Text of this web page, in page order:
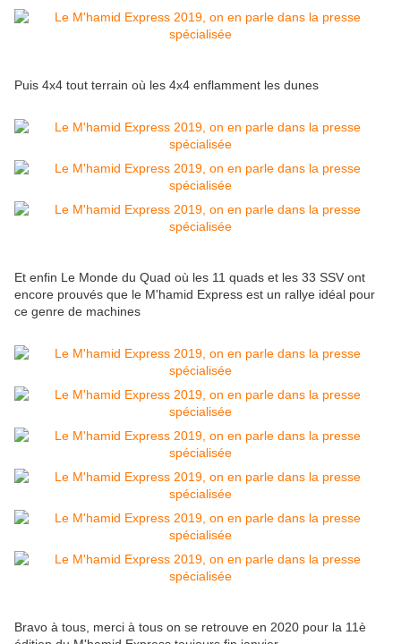
Puis 4x4 tout terrain où les 4x4 enflamment les dunes
Et enfin Le Monde du Quad où les 11 quads et les 33 SSV ont
encore prouvés que le M'hamid Express est un rallye idéal pour
ce genre de machines
Bravo à tous, merci à tous on se retrouve en 2020 pour la 11è